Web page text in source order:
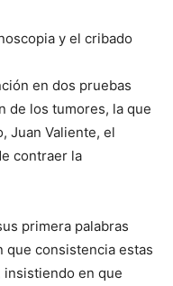
y el cribado
en dos pruebas
de los tumores, la que
Juan Valiente, el
contraer la
primera palabras
que consistencia estas
insistiendo en que